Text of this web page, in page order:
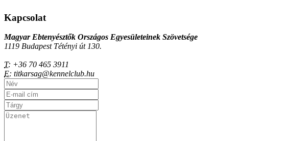
Kapcsolat
Magyar Ebtenyésztők Országos Egyesületeinek Szövetsége
1119 Budapest Tétényi út 130.
T: +36 70 465 3911
E: titkarsag@kennelclub.hu